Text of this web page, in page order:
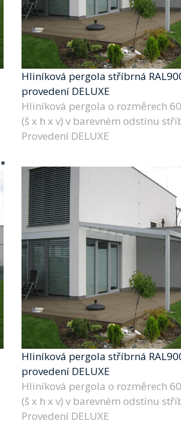
Hliníková pergola stříbrná
provedení DELUXE
Hliníková pergola o rozměrech
(š x h x v) v barevném odstínu
Provedení DELUXE
Hliníková pergola stříbrná
provedení DELUXE
Hliníková pergola o rozměrech
(š x h x v) v barevném odstínu
Provedení DELUXE